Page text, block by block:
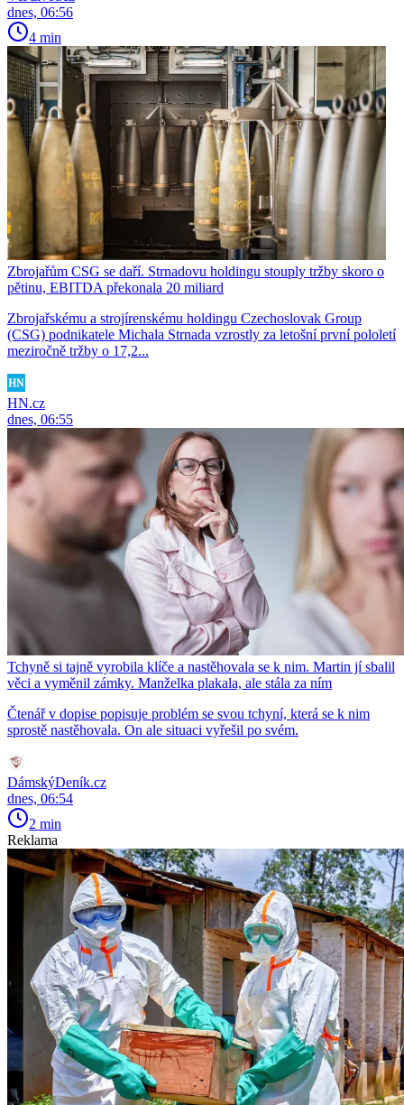
dnes, 06:56
4 min
Zbrojařům CSG se daří. Strnadovu holdingu stouply tržby skoro o
pětinu, EBITDA překonala 20 miliard
Zbrojařskému a strojírenskému holdingu Czechoslovak Group
(CSG) podnikatele Michala Strnada vzrostly za letošní první pololetí
meziročně tržby o 17,2...
HN.cz
dnes, 06:55
Tchyně si tajně vyrobila klíče a nastěhovala se k nim. Martin jí sbalil
věci a vyměnil zámky. Manželka plakala, ale stála za ním
Čtenář v dopise popisuje problém se svou tchyní, která se k nim
sprostě nastěhovala. On ale situaci vyřešil po svém.
DámskýDeník.cz
dnes, 06:54
2 min
Reklama